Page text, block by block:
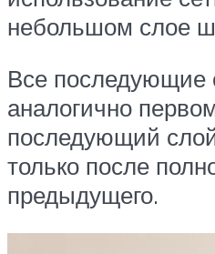
небольшом слое
Все последующие
аналогично
последующий
только после
предыдущего.